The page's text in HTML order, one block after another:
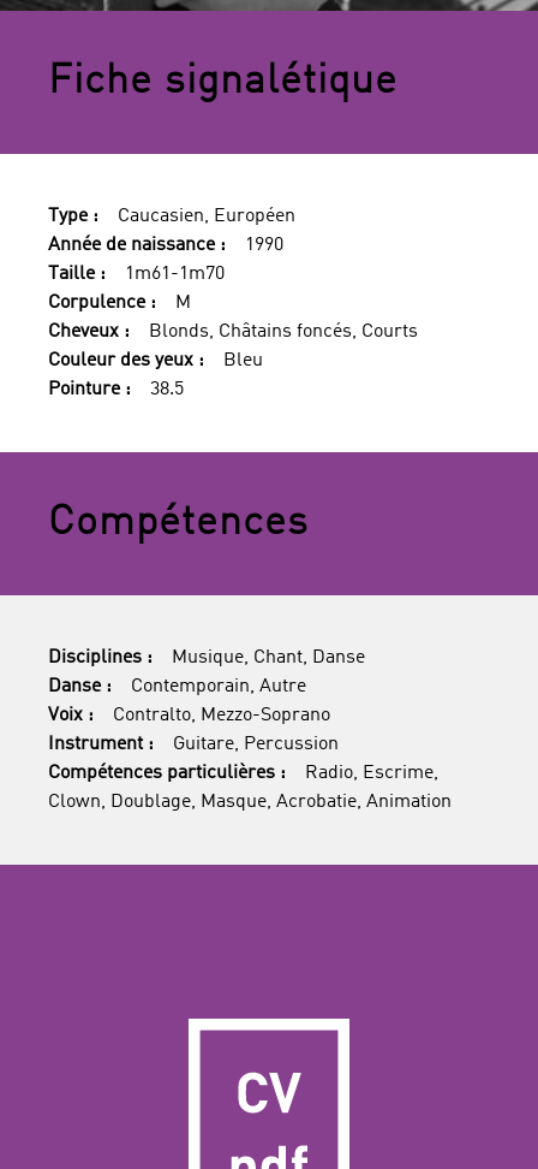
Fiche signalétique
Type :
Caucasien, Européen
Année de naissance :
1990
Taille :
1m61-1m70
Corpulence :
M
Cheveux :
Blonds, Châtains foncés, Courts
Couleur des yeux :
Bleu
Pointure :
38.5
Compétences
Disciplines :
Musique, Chant, Danse
Danse :
Contemporain, Autre
Voix :
Contralto, Mezzo-Soprano
Instrument :
Guitare, Percussion
Compétences particulières :
Radio, Escrime,
Clown, Doublage, Masque, Acrobatie, Animation